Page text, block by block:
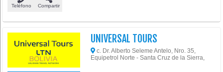
Teléfono Compartir
UNIVERSAL TOURS
c. Dr. Alberto Seleme Antelo, Nro. 35,
Equipetrol Norte - Santa Cruz de la Sierra,